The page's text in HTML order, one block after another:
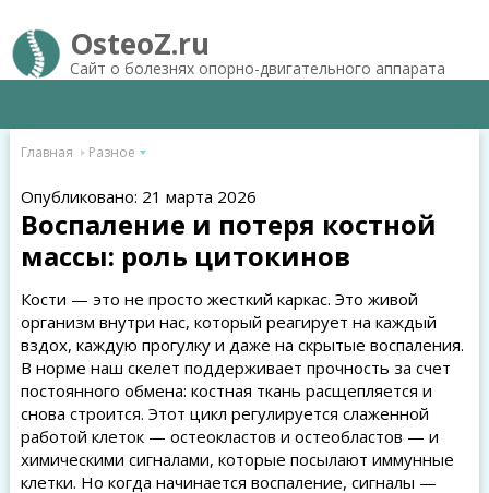
OsteoZ.ru
Сайт о болезнях опорно-двигательного аппарата
Главная Разное
Опубликовано: 21 марта 2026
Воспаление и потеря костной
массы: роль цитокинов
Кости — это не просто жесткий каркас. Это живой
организм внутри нас, который реагирует на каждый
вздох, каждую прогулку и даже на скрытые воспаления.
В норме наш скелет поддерживает прочность за счет
постоянного обмена: костная ткань расщепляется и
снова строится. Этот цикл регулируется слаженной
работой клеток — остеокластов и остеобластов — и
химическими сигналами, которые посылают иммунные
клетки. Но когда начинается воспаление, сигналы —